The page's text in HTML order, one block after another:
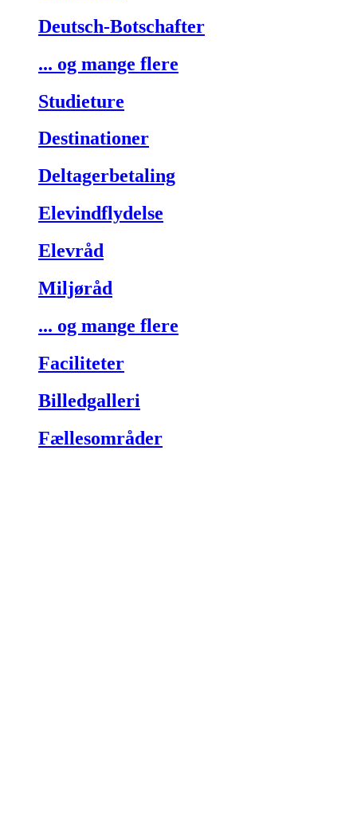
Deutsch-Botschafter
... og mange flere
Studieture
Destinationer
Deltagerbetaling
Elevindflydelse
Elevråd
Miljøråd
... og mange flere
Faciliteter
Billedgalleri
Fællesområder